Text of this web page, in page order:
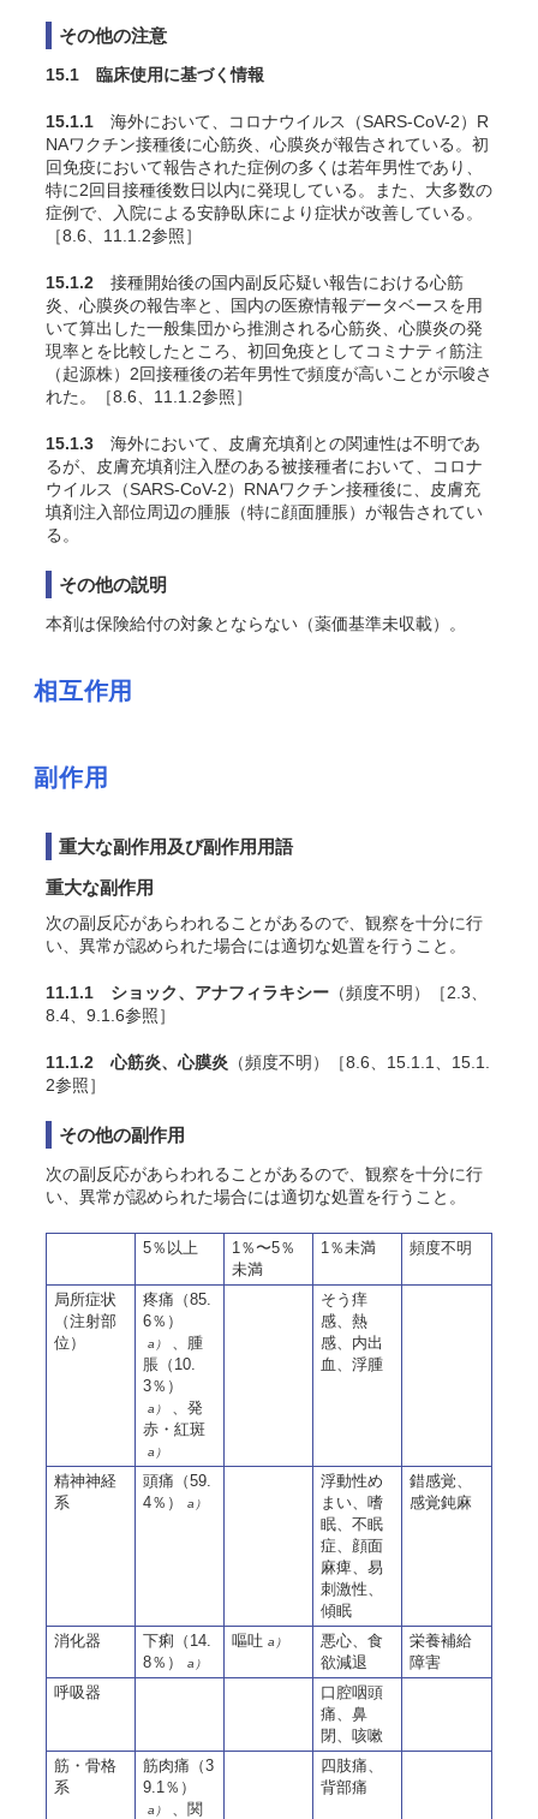
その他の注意
15.1 臨床使用に基づく情報
15.1.1 海外において、
コロナウイルス（SARS-CoV-2）R
NAワクチン接種後に心筋炎、心膜炎が報告されている。初
回免疫において報告された症例の多くは若年男性であり、
特に2回目接種後数日以内に発現している。また、大多数の
症例で、入院による安静臥床により症状が改善している 。
［8.6、11.1.2参照］
15.1.2 接種開始後の国内副反応疑い報告における心筋
炎、心膜炎の報告率と、国内の医療情報データベースを用
いて算出した一般集団から推測される心筋炎、心膜炎の発
現率とを比較したところ、初回免疫としてコミナティ筋注
（起源株）2回接種後の若年男性で頻度が高いことが示唆さ
れた 。［8.6、11.1.2参照］
15.1.3 海外において、皮膚充填剤との関連性は不明であ
るが、皮膚充填剤注入歴のある被接種者において、
コロナ
ウイルス（SARS-CoV-2）RNAワクチン接種後に、皮膚充
填剤注入部位周辺の腫脹（特に顔面腫脹）が報告されてい
る。
その他の説明
本剤は保険給付の対象とならない（薬価基準未収載）。
相互作用
副作用
重大な副作用及び副作用用語
重大な副作用
次の副反応があらわれることがあるので、観察を十分に行
い、異常が認められた場合には適切な処置を行うこと。
11.1.1 ショック、アナフィラキシー （頻度不明）［2.3、
8.4、9.1.6参照］
11.1.2 心筋炎、心膜炎 （頻度不明）［8.6、15.1.1、15.1.
2参照］
その他の副作用
次の副反応があらわれることがあるので、観察を十分に行
い、異常が認められた場合には適切な処置を行うこと。
5％以上
1％〜5％
未満
1％未満 頻度不明
局所症状
（注射部
位）
疼痛（85.
6％）
a）
、腫
脹（10.
3％）
a）
、発
赤・紅斑
a）
そう痒
感、熱
感、内出
血、浮腫
精神神経
系
頭痛（59.
4％）
a）
浮動性め
まい、嗜
眠、不眠
症、顔面
麻痺、易
刺激性、
傾眠
錯感覚、
感覚鈍麻
消化器
下痢（14.
8％）
a）
嘔吐 a）
悪心、食
欲減退
栄養補給
障害
呼吸器
口腔咽頭
痛、鼻
閉、咳嗽
筋・骨格
系
筋肉痛（3
9.1％）
a）
、関
四肢痛、
背部痛